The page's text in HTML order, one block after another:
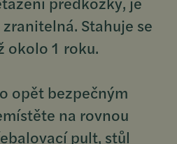
Stahuje se
okolo 1 roku.
opět bezpečným
na rovnou
pult, stůl